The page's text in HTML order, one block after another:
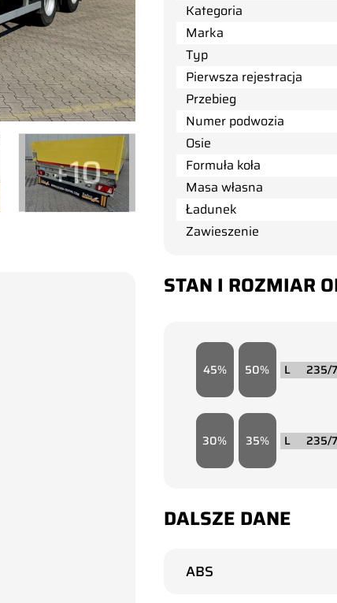
+10
Kategoria
Marka
Typ
Pierwsza rejestracja
Przebieg
Numer podwozia
Osie
Formuła koła
Masa własna
Ładunek
Zawieszenie
STAN I ROZMIAR
45 50 235/
30 35 235/
DALSZE DANE
ABS